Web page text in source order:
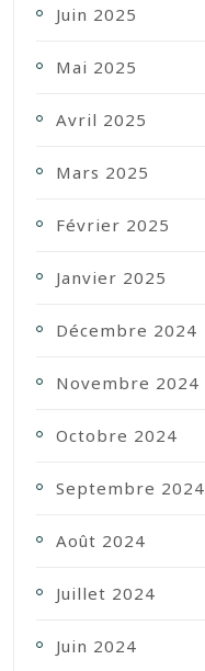
Juin 2025
Mai 2025
Avril 2025
Mars 2025
Février 2025
Janvier 2025
Décembre 2024
Novembre 2024
Octobre 2024
Septembre 2024
Août 2024
Juillet 2024
Juin 2024